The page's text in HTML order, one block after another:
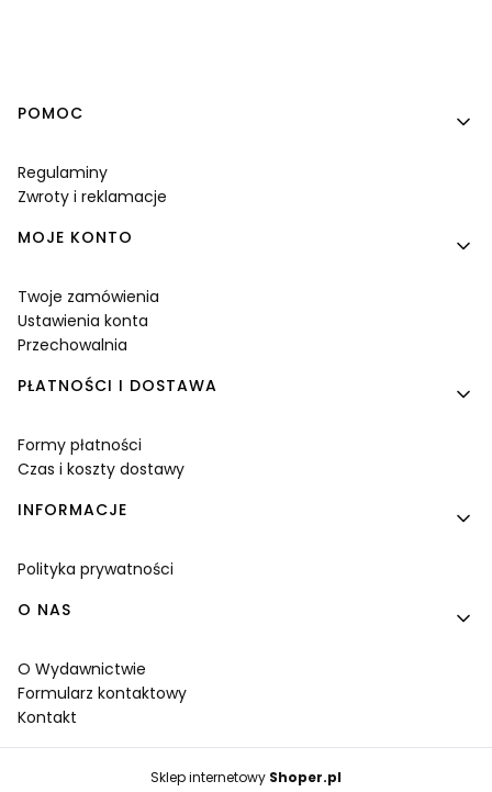
Linki w stopce
POMOC
Regulaminy
Zwroty i reklamacje
MOJE KONTO
Twoje zamówienia
Ustawienia konta
Przechowalnia
PŁATNOŚCI I DOSTAWA
Formy płatności
Czas i koszty dostawy
INFORMACJE
Polityka prywatności
O NAS
O Wydawnictwie
Formularz kontaktowy
Kontakt
Sklep internetowy Shoper.pl